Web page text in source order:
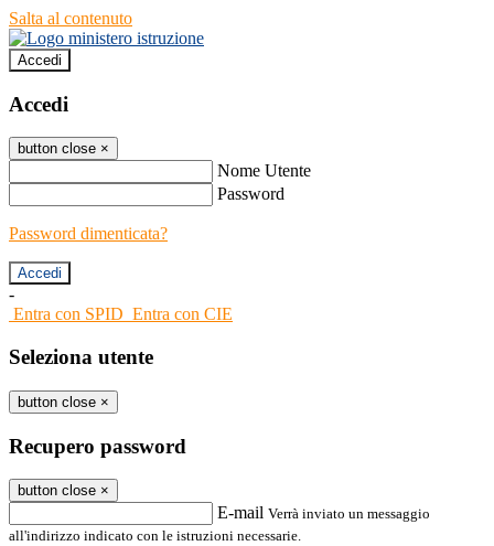
Salta al contenuto
Accedi
Accedi
button close ×
Nome Utente
Password
Password dimenticata?
-
Entra con SPID Entra con CIE
Seleziona utente
button close ×
Recupero password
button close ×
E-mail Verrà inviato un messaggio
all'indirizzo indicato con le istruzioni necessarie.